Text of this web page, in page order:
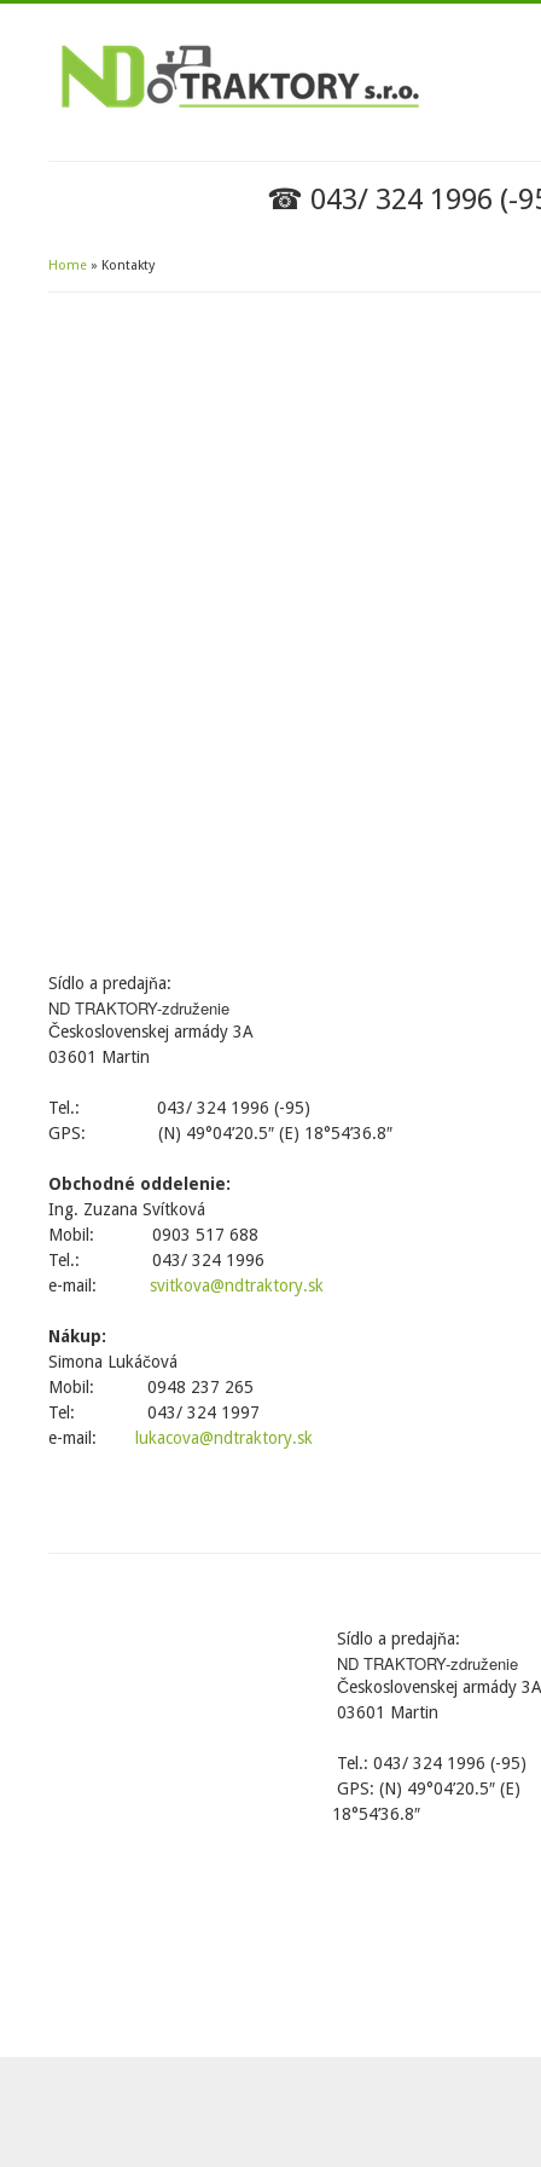
☎ 043/ 324 1996 (-
Home » Kontakty
Sídlo a predajňa:
ND TRAKTORY-združenie
Československej armády 3A
03601 Martin
Tel.: 043/ 324 1996 (-95)
GPS: (N) 49°04’20.5″ (E) 18°54’36.8″
Obchodné oddelenie:
Ing. Zuzana Svítková
Mobil: 0903 517 688
Tel.: 043/ 324 1996
e-mail: svitkova@ndtraktory.sk
Nákup:
Simona Lukáčová
Mobil: 0948 237 265
Tel: 043/ 324 1997
e-mail:
lukacova@ndtraktory.sk
Sídlo a predajňa:
ND TRAKTORY-združenie
Československej armády 3A
03601 Martin
Tel.: 043/ 324 1996 (-95)
GPS: (N) 49°04’20.5″ (E)
18°54’36.8″